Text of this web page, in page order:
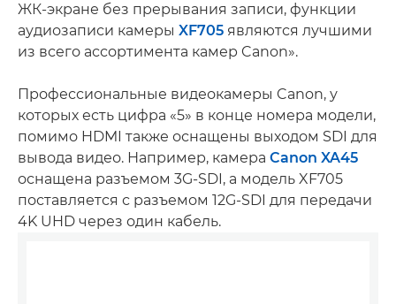
ЖК-экране без прерывания записи, функции
аудиозаписи камеры XF705 являются лучшими
из всего ассортимента камер Canon».
Профессиональные видеокамеры Canon, у
которых есть цифра «5» в конце номера модели,
помимо HDMI также оснащены выходом SDI для
вывода видео. Например, камера Canon XA45
оснащена разъемом 3G-SDI, а модель XF705
поставляется с разъемом 12G-SDI для передачи
4K UHD через один кабель.